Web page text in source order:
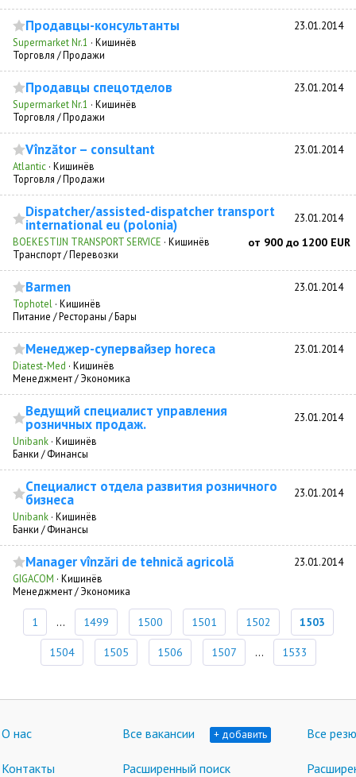
Продавцы-консультанты 23.01.2014
Supermarket Nr.1 · Кишинёв
Торговля / Продажи
Продавцы спецотделов 23.01.2014
Supermarket Nr.1 · Кишинёв
Торговля / Продажи
Vînzător – consultant 23.01.2014
Atlantic · Кишинёв
Торговля / Продажи
Dispatcher/assisted-dispatcher transport
international eu (polonia) 23.01.2014
BOEKESTIJN TRANSPORT SERVICE · Кишинёв от 900 до 1200 EUR
Транспорт / Перевозки
Barmen 23.01.2014
Tophotel · Кишинёв
Питание / Рестораны / Бары
Менеджер-супервайзер horeca 23.01.2014
Diatest-Med · Кишинёв
Менеджмент / Экономика
Ведущий специалист управления
розничных продаж. 23.01.2014
Unibank · Кишинёв
Банки / Финансы
Специалист отдела развития розничного
бизнеса 23.01.2014
Unibank · Кишинёв
Банки / Финансы
Manager vînzări de tehnică agricolă 23.01.2014
GIGACOM · Кишинёв
Менеджмент / Экономика
1 ... 1499 1500 1501 1502 1503
1504 1505 1506 1507 ... 1533
О нас Все вакансии + добавить Все
Контакты Расширенный поиск